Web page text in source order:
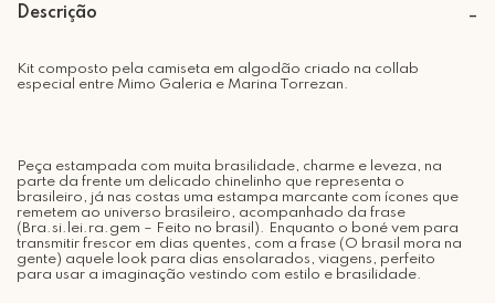
Descrição
Kit composto pela camiseta em algodão criado na collab
especial entre Mimo Galeria e Marina Torrezan.
Peça estampada com muita brasilidade, charme e leveza, na
parte da frente um delicado chinelinho que representa o
brasileiro, já nas costas uma estampa marcante com ícones que
remetem ao universo brasileiro, acompanhado da frase
(Bra.si.lei.ra.gem – Feito no brasil). Enquanto o boné vem para
transmitir frescor em dias quentes, com a frase (O brasil mora na
gente) aquele look para dias ensolarados, viagens, perfeito
para usar a imaginação vestindo com estilo e brasilidade.